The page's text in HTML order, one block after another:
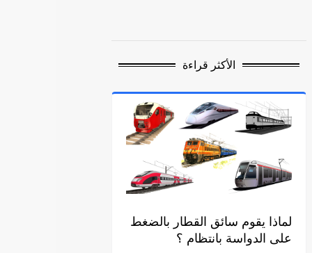
الأكثر قراءة
لماذا يقوم سائق القطار بالضغط
على الدواسة بانتظام ؟